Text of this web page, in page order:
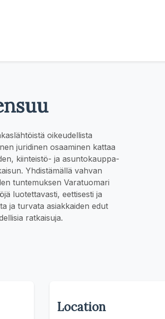
oikeudellista
juridinen osaaminen kattaa
kiinteistö- ja asuntokauppa-
Yhdistämällä vahvan
tuntemuksen Varatuomari
luotettavasti, eettisesti ja
ja turvata asiakkaiden edut
ratkaisuja.
Location